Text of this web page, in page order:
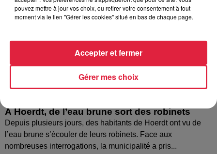
À Hoerdt, de l’eau brune sort des robinets
Depuis plusieurs jours, des habitants de Hoerdt ont vu de
l’eau brune s’écouler de leurs robinets. Face aux
nombreuses interrogations, la municipalité a pris...
pouvez mettre à jour vos choix, ou retirer votre consentement à tout
moment via le lien "Gérer les cookies" situé en bas de chaque page.
Gérer mes choix
Accepter et fermer